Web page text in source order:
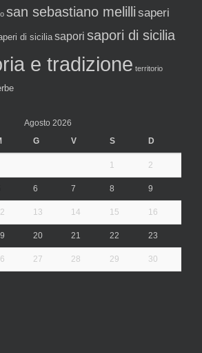
san sebastiano melilli saperi
di sicilia sapori sapori di sicilia
e tradizione territorio
Agosto 2026
G V S D
1 2
6 7 8 9
13 14 15 16
20 21 22 23
27 28 29 30